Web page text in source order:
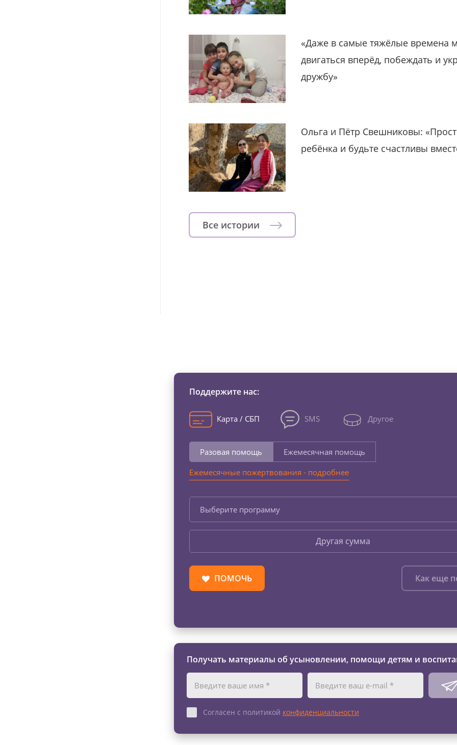
«Даже в самые тяжёлые времена
двигаться вперёд, побеждать и
дружбу»
Ольга и Пётр Свешниковы:
ребёнка и будьте счастливы
Все истории
Поддержите нас:
Карта / СБП SMS Другое
Разовая помощь
Ежемесячная помощь
Ежемесячные пожертвования - подробнее
Выберите программу
Другая сумма
ПОМОЧЬ Как еще
Получать материалы об усыновлении, помощи детям и
Согласен с политикой конфиденциальности